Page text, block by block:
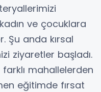
ve çocuklara
Şu anda kırsal
ziyaretler başladı.
mahallelerden
eğitimde fırsat